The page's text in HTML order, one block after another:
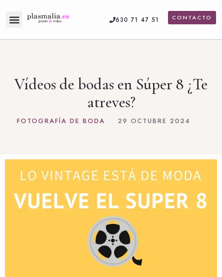
630 71 47 51 CONTACTO
Vídeos de bodas en Súper 8 ¿Te
atreves?
FOTOGRAFÍA DE BODA 29 OCTUBRE 2024